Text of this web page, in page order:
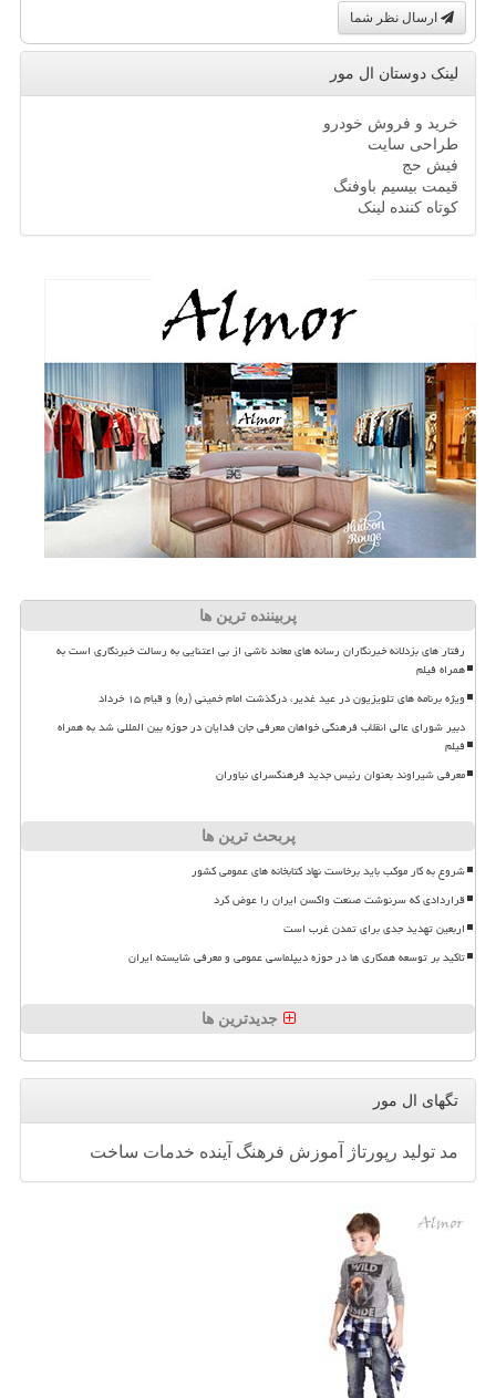
ارسال نظر شما
لینک دوستان ال مور
خرید و فروش خودرو
طراحی سایت
فیش حج
قیمت بیسیم باوفنگ
کوتاه کننده لینک
پربیننده ترین ها
رفتار های بزدلانه خبرنگاران رسانه های معاند ناشی از بی اعتنایی به رسالت خبرنگاری است به
همراه فیلم
ویژه برنامه های تلویزیون در عید غدیر، درگذشت امام خمینی (ره) و قیام ۱۵ خرداد
دبیر شورای عالی انقلاب فرهنگی خواهان معرفی جان فدایان در حوزه بین المللی شد به همراه
فیلم
معرفی شیراوند بعنوان رئیس جدید فرهنگسرای نیاوران
پربحث ترین ها
شروع به کار موکب باید برخاست نهاد کتابخانه های عمومی کشور
قراردادی که سرنوشت صنعت واکسن ایران را عوض کرد
اربعین تهدید جدی برای تمدن غرب است
تاکید بر توسعه همکاری ها در حوزه دیپلماسی عمومی و معرفی شایسته ایران
جدیدترین ها
تگهای ال مور
مد تولید رپورتاژ آموزش فرهنگ آینده خدمات ساخت